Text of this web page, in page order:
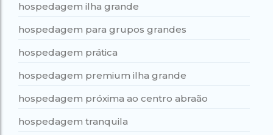
hospedagem ilha grande
hospedagem para grupos grandes
hospedagem prática
hospedagem premium ilha grande
hospedagem próxima ao centro abraão
hospedagem tranquila